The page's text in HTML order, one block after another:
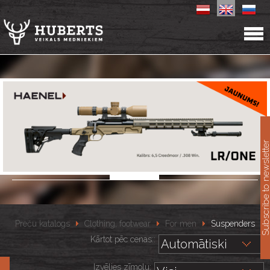
Preču katalogs Clothing, footwear For men
Suspenders
Kārtot pēc cenas::
Izvēlies zīmolu:
Subscribe